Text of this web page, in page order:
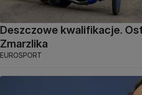
Deszczowe kwalifikacje.
Zmarzlika
EUROSPORT